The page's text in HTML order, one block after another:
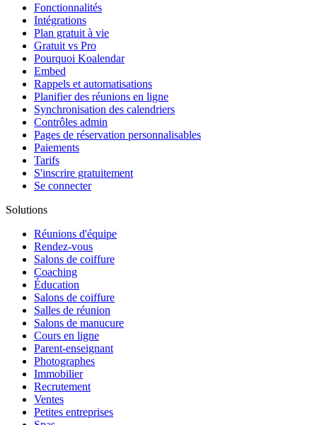
Fonctionnalités
Intégrations
Plan gratuit à vie
Gratuit vs Pro
Pourquoi Koalendar
Embed
Rappels et automatisations
Planifier des réunions en ligne
Synchronisation des calendriers
Contrôles admin
Pages de réservation personnalisables
Paiements
Tarifs
S'inscrire gratuitement
Se connecter
Solutions
Réunions d'équipe
Rendez-vous
Salons de coiffure
Coaching
Éducation
Salons de coiffure
Salles de réunion
Salons de manucure
Cours en ligne
Parent-enseignant
Photographes
Immobilier
Recrutement
Ventes
Petites entreprises